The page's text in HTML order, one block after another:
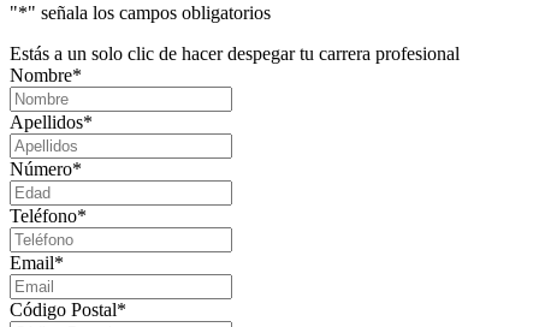
"*" señala los campos obligatorios
Estás a un solo clic de hacer despegar tu carrera profesional
Nombre*
Apellidos*
Número*
Teléfono*
Email*
Código Postal*